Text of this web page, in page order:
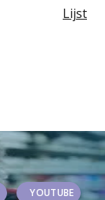
Lijst
YOUTUBE